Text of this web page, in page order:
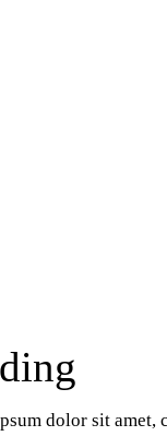
dolor sit amet,